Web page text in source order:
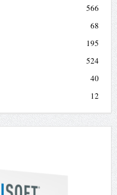
566
68
195
524
40
12